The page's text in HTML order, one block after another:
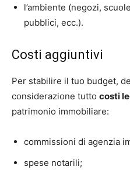
l’ambiente (negozi,
pubblici, ecc.).
Costi aggiuntivi
Per stabilire il tuo budget,
considerazione tutto costi
patrimonio immobiliare:
commissioni di agenzia
spese notarili;